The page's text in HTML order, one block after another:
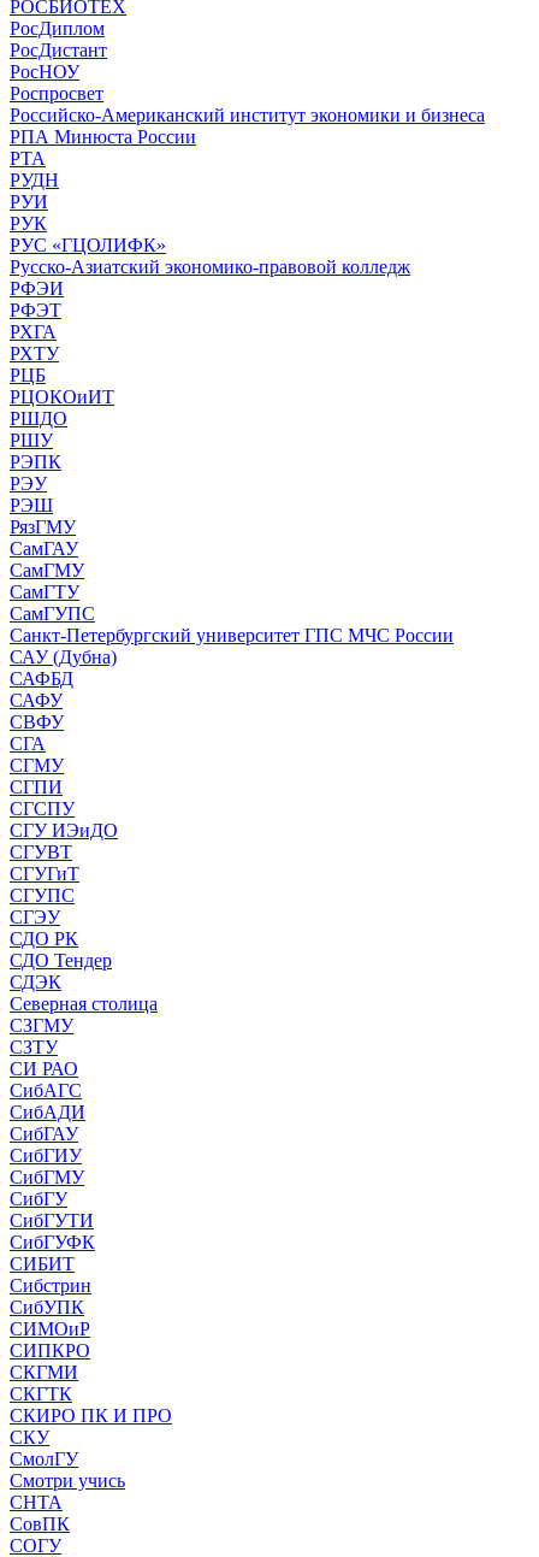
РОСБИОТЕХ
РосДиплом
РосДистант
РосНОУ
Роспросвет
Российско-Американский институт экономики и бизнеса
РПА Минюста России
РТА
РУДН
РУИ
РУК
РУС «ГЦОЛИФК»
Русско-Азиатский экономико-правовой колледж
РФЭИ
РФЭТ
РХГА
РХТУ
РЦБ
РЦОКОиИТ
РШДО
РШУ
РЭПК
РЭУ
РЭШ
РязГМУ
СамГАУ
СамГМУ
СамГТУ
СамГУПС
Санкт-Петербургский университет ГПС МЧС России
САУ (Дубна)
САФБД
САФУ
СВФУ
СГА
СГМУ
СГПИ
СГСПУ
СГУ ИЭиДО
СГУВТ
СГУГиТ
СГУПС
СГЭУ
СДО РК
СДО Тендер
СДЭК
Северная столица
СЗГМУ
СЗТУ
СИ РАО
СибАГС
СибАДИ
СибГАУ
СибГИУ
СибГМУ
СибГУ
СибГУТИ
СибГУФК
СИБИТ
Сибстрин
СибУПК
СИМОиР
СИПКРО
СКГМИ
СКГТК
СКИРО ПК И ПРО
СКУ
СмолГУ
Смотри учись
СНТА
СовПК
СОГУ